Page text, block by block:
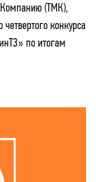
Компанию (ТМК),
конкурса
по итогам